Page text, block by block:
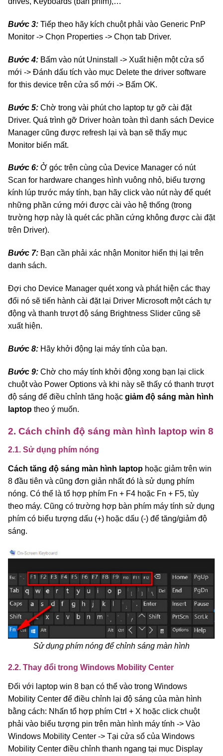
Bước 3: Tiếp theo hãy kích chuột phải vào Generic PnP
Monitor -> Chọn Properties -> Chọn tab Driver.
Bước 4: Bấm vào nút Uninstall -> Xuất hiện một cửa sổ
mới -> Đánh dấu tích vào mục Delete the driver software
for this device trên cửa sổ mới -> Bấm OK.
Bước 5: Chờ trong vài phút cho laptop tự gỡ cài đặt
Driver. Quá trình gỡ Driver hoàn toàn thì danh sách Device
Manager cũng được refresh lại và bạn sẽ thấy mục
Monitor biến mất.
Bước 6: Ở góc trên cùng của Device Manager có nút
Scan for hardware changes hình vuông nhỏ, biểu tượng
kính lúp trước máy tính, bạn hãy click vào nút này để quét
những phần cứng mới được cài vào hệ thống (trong
trường hợp này là quét các phần cứng không được cài đặt
trên Driver).
Bước 7: Bạn cần phải xác nhận Monitor hiển thị lại trên
danh sách.
Đợi cho Device Manager quét xong và phát hiện các thay
đổi nó sẽ tiến hành cài đặt lại Driver Microsoft một cách tự
động và thanh trượt độ sáng Brightness Slider cũng sẽ
xuất hiện.
Bước 8: Hãy khởi động lại máy tính của bạn.
Bước 9: Chờ cho máy tính khởi động xong bạn lại click
chuột vào Power Options và khi này sẽ thấy có thanh trượt
độ sáng để điều chỉnh tăng hoặc giảm độ sáng màn hình
laptop theo ý muốn.
2. Cách chỉnh độ sáng màn hình laptop win 8
2.1. Sử dụng phím nóng
Cách tăng độ sáng màn hình laptop hoặc giảm trên win
8 đầu tiên và cũng đơn giản nhất đó là sử dụng phím
nóng. Có thể là tổ hợp phím Fn + F4 hoặc Fn + F5, tùy
theo máy. Cũng có trường hợp bàn phím máy tính sử dụng
phím có biểu tượng dấu (+) hoặc dấu (-) để tăng/giảm độ
sáng.
Sử dụng phím nóng để chỉnh sáng màn hình
2.2. Thay đổi trong Windows Mobility Center
Đối với laptop win 8 bạn có thể vào trong Windows
Mobility Center để điều chỉnh lại độ sáng của màn hình
bằng cách: Nhấn tổ hợp phím Ctrl + X hoặc click chuột
phải vào biểu tượng pin trên màn hình máy tính -> Vào
Windows Mobility Center -> Tại cửa sổ của Windows
Mobility Center điều chỉnh thanh ngang tại mục Display